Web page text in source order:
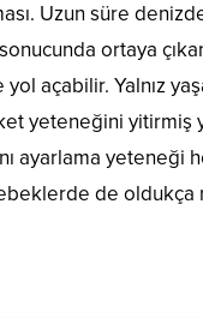
Uzun süre
ortaya
açabilir. Yalnız
yeteneğini yitirmiş
ayarlama yeteneği
de oldukça